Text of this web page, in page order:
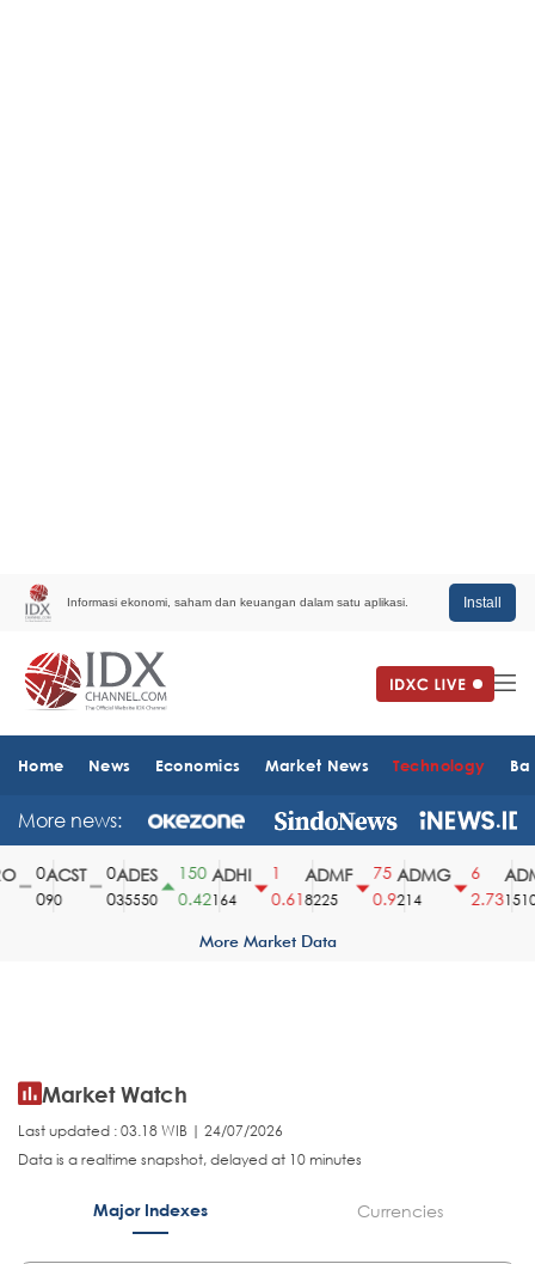
Informasi ekonomi, saham dan keuangan dalam satu aplikasi. Install
Home News Economics Market News Technology
More news:
ACST
90
ADES
35550
150
0.42
ADHI
164
0.61
ADMF
8225
75
0.9
ADMG
214
2.731510
More Market Data
Market Watch
Last updated : 03.18 WIB | 24/07/2026
Data is a realtime snapshot, delayed at 10 minutes
Major Indexes Currencies